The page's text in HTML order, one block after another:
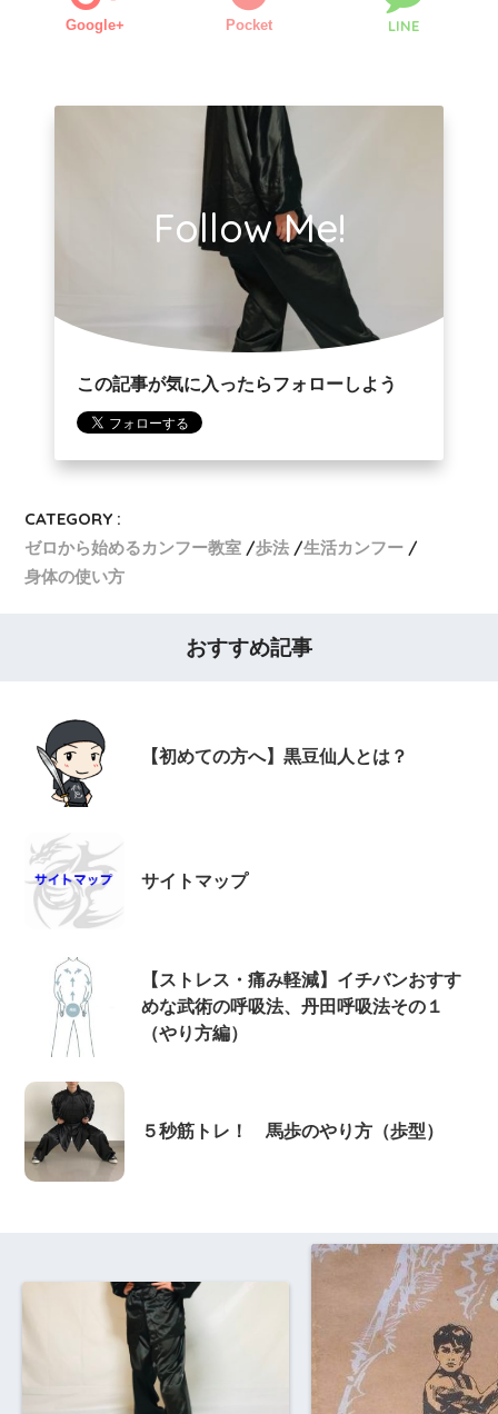
Google+ Pocket LINE
Follow Me!
この記事が気に入ったらフォローしよう
CATEGORY :
ゼロから始めるカンフー教室
歩法
生活カンフー
身体の使い方
おすすめ記事
【初めての方へ】黒豆仙人とは？
サイトマップ
【ストレス・痛み軽減】イチバンおすす
めな武術の呼吸法、丹田呼吸法その１
（やり方編）
５秒筋トレ！ 馬歩のやり方（歩型）